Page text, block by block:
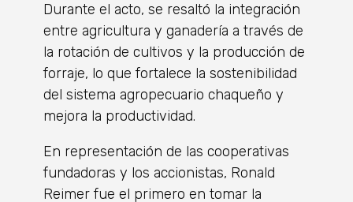
Durante el acto, se resaltó la integración
entre agricultura y ganadería a través de
la rotación de cultivos y la producción de
forraje, lo que fortalece la sostenibilidad
del sistema agropecuario chaqueño y
mejora la productividad.
En representación de las cooperativas
fundadoras y los accionistas, Ronald
Reimer fue el primero en tomar la